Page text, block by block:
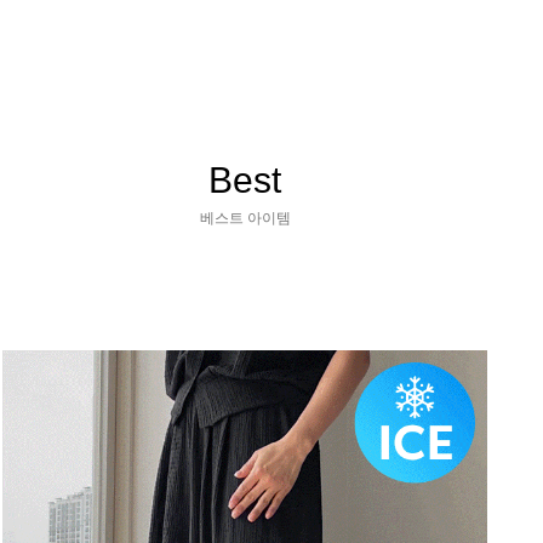
Best
베스트 아이템